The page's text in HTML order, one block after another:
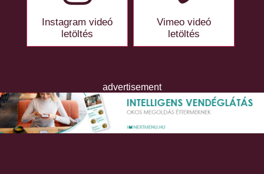
Instagram videó
letöltés
Vimeo videó
letöltés
advertisement